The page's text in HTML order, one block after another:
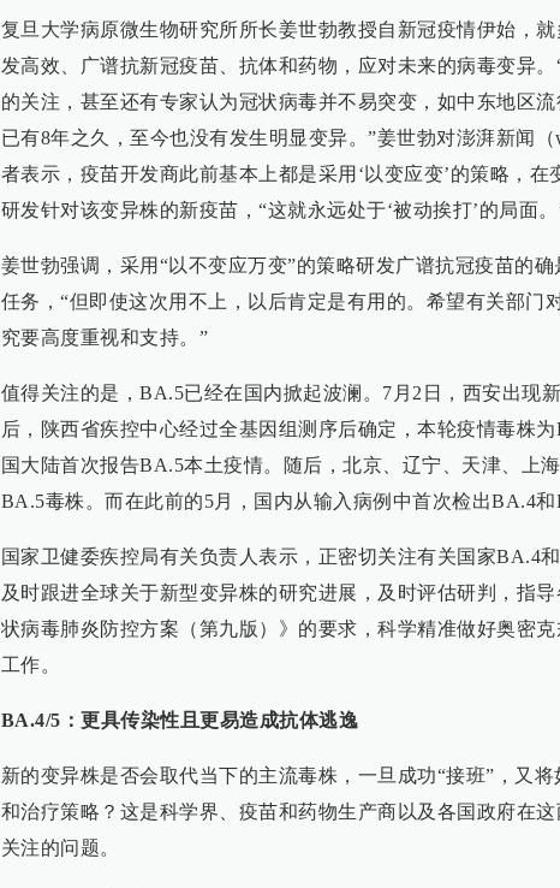
复旦大学病原微生物研究所所长姜世勃教授自新冠疫情伊始，
发高效、广谱抗新冠疫苗、抗体和药物，应对未来的病毒变异
的关注，甚至还有专家认为冠状病毒并不易突变，如中东地区
已有8年之久，至今也没有发生明显变异。”姜世勃对澎湃新闻（
者表示，疫苗开发商此前基本上都是采用‘以变应变’的策略，在
研发针对该变异株的新疫苗，“这就永远处于‘被动挨打’的局面。
姜世勃强调，采用“以不变应万变”的策略研发广谱抗冠疫苗的
任务，“但即使这次用不上，以后肯定是有用的。希望有关部门
究要高度重视和支持。”
值得关注的是，BA.5已经在国内掀起波澜。7月2日，西安出现
后，陕西省疾控中心经过全基因组测序后确定，本轮疫情毒株
国大陆首次报告BA.5本土疫情。随后，北京、辽宁、天津、上
BA.5毒株。而在此前的5月，国内从输入病例中首次检出BA.4和
国家卫健委疾控局有关负责人表示，正密切关注有关国家BA.4
及时跟进全球关于新型变异株的研究进展，及时评估研判，指
状病毒肺炎防控方案（第九版）》的要求，科学精准做好奥密
工作。
BA.4/5：更具传染性且更易造成抗体逃逸
新的变异株是否会取代当下的主流毒株，一旦成功“接班”，又
和治疗策略？这是科学界、疫苗和药物生产商以及各国政府在
关注的问题。